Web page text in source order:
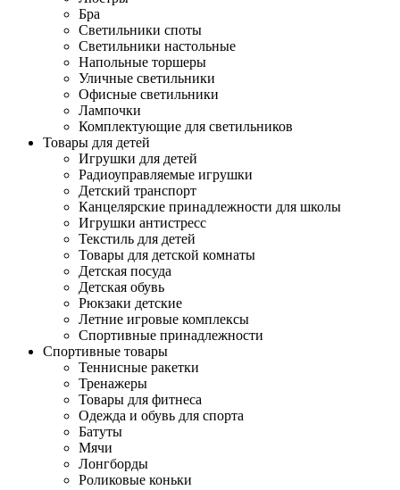
Бра
Светильники споты
Светильники настольные
Напольные торшеры
Уличные светильники
Офисные светильники
Лампочки
Комплектующие для светильников
Товары для детей
Игрушки для детей
Радиоуправляемые игрушки
Детский транспорт
Канцелярские принадлежности для школы
Игрушки антистресс
Текстиль для детей
Товары для детской комнаты
Детская посуда
Детская обувь
Рюкзаки детские
Летние игровые комплексы
Спортивные принадлежности
Спортивные товары
Теннисные ракетки
Тренажеры
Товары для фитнеса
Одежда и обувь для спорта
Батуты
Мячи
Лонгборды
Роликовые коньки